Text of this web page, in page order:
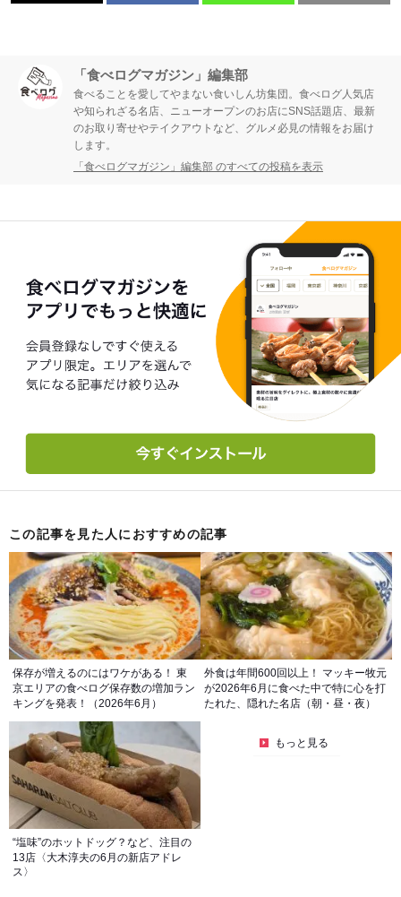
「食べログマガジン」編集部
食べることを愛してやまない食いしん坊集団。食べログ人気店
や知られざる名店、ニューオープンのお店にSNS話題店、最新
のお取り寄せやテイクアウトなど、グルメ必見の情報をお届け
します。
「食べログマガジン」編集部 のすべての投稿を表示
この記事を見た人におすすめの記事
保存が増えるのにはワケがある！ 東
京エリアの食べログ保存数の増加ラン
キングを発表！（2026年6月）
外食は年間600回以上！ マッキー牧元
が2026年6月に食べた中で特に心を打
たれた、隠れた名店（朝・昼・夜）
“塩味”のホットドッグ？など、注目の
13店〈大木淳夫の6月の新店アドレ
ス〉
もっと見る